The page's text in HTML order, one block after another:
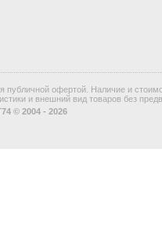
офертой. Наличие и
и внешний вид товаров без
© 2004 - 2026